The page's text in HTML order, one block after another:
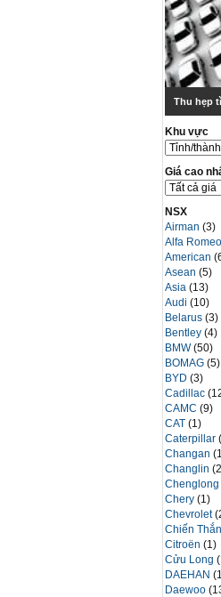
Thu hẹp
Khu vực
Giá cao
NSX
Airman(3)
Alfa
American
Asean(5)
Asia(13)
Audi(10)
Belarus(3)
Bentley(4)
BMW(50)
BOMAG(5)
BYD(3)
Cadillac
CAMC(9)
CAT(1)
Caterpillar
Changan
Changlin
Chery(1)
Chevrolet
Chiến
Citroën(1)
Cửu Long
DAEHAN
Daewoo